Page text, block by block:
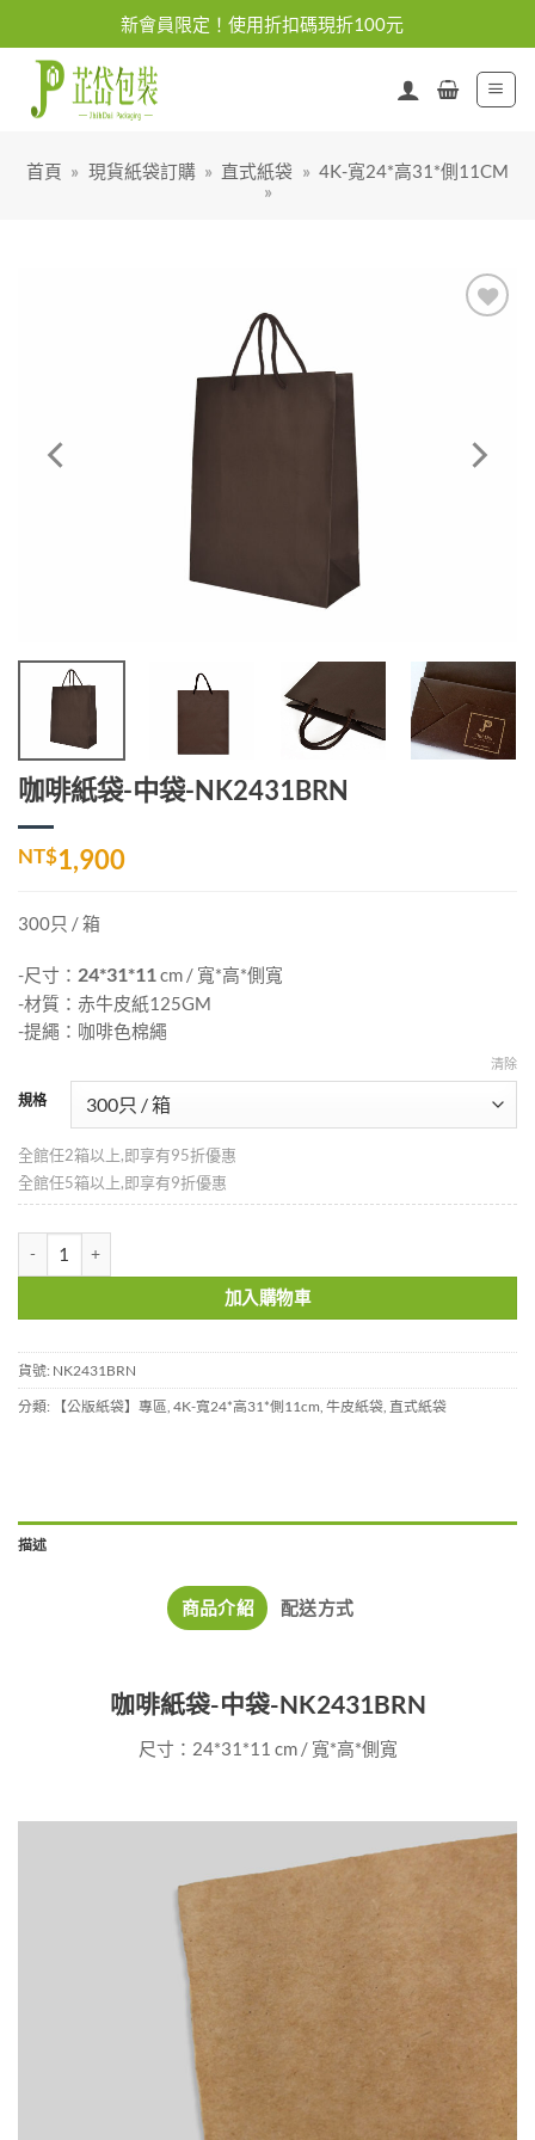
content
新會員限定！使用折扣碼現折100元
首頁 » 現貨紙袋訂購 » 直式紙袋 » 4K-寬24*高31*側11CM
»
咖啡紙袋-中袋-NK2431BRN
NT$1,900
300只 / 箱
-尺寸： 24*31*11cm / 寬*高*側寬
-材質：赤牛皮紙125GM
-提繩：咖啡色棉繩
規格
清除
全館任2箱以上,即享有95折優惠
全館任5箱以上,即享有9折優惠
加入購物車
貨號: NK2431BRN
分類:
【公版紙袋】專區 4K-寬24*高31*側11cm 牛皮紙袋 直式紙袋
描述
商品介紹 配送方式
咖啡紙袋-中袋-NK2431BRN
尺寸：24*31*11 cm / 寬*高*側寬